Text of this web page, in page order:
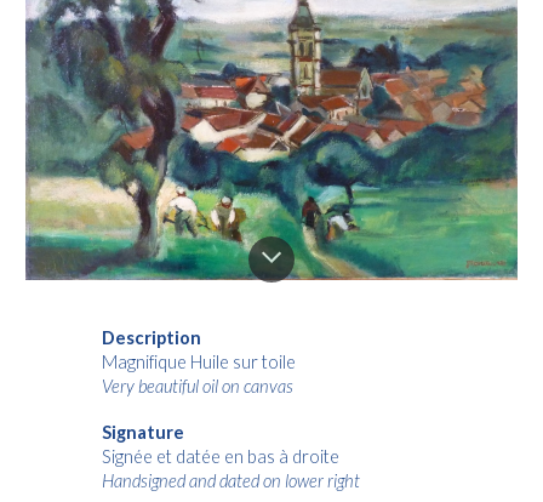
Description
Magnifique Huile sur toile
Very beautiful oil on canvas
Signature
Signée et datée en bas à droite
Handsigned and dated on lower right